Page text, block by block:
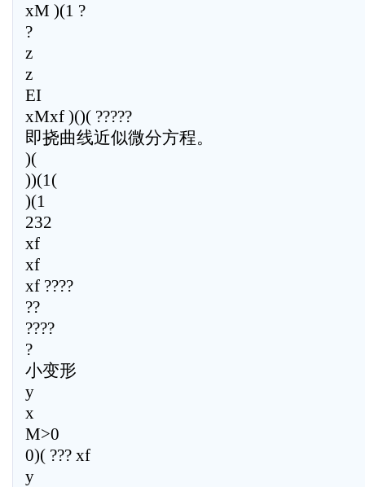
xM )(1 ?
?
z
z
EI
xMxf )()( ?????
即挠曲线近似微分方程。
)(
))(1(
)(1
232
xf
xf
xf ????
??
????
?
小变形
y
x
M>0
0)( ??? xf
y